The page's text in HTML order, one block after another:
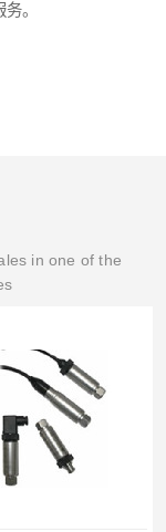
。
in one of the